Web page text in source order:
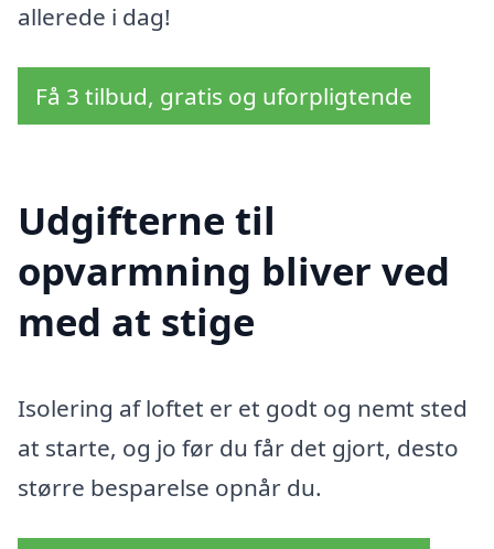
allerede i dag!
Få 3 tilbud, gratis og uforpligtende
Udgifterne til
opvarmning bliver ved
med at stige
Isolering af loftet er et godt og nemt sted
at starte, og jo før du får det gjort, desto
større besparelse opnår du.